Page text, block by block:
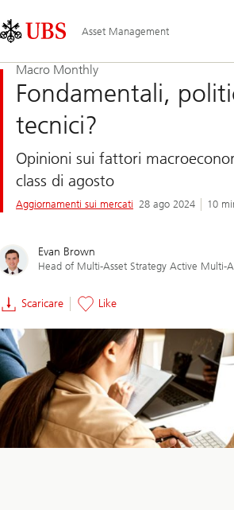
Links
Area
Asset Management
Macro Monthly
Fondamentali,
tecnici?
Opinioni sui fattori
class di agosto
Aggiornamenti sui mercati 28 ago 2024 10
Evan Brown
Head of Multi-Asset Strategy Active Multi-
Scaricare Like